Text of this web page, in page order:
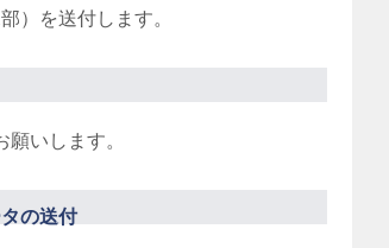
）を送付します。
いします。
の送付